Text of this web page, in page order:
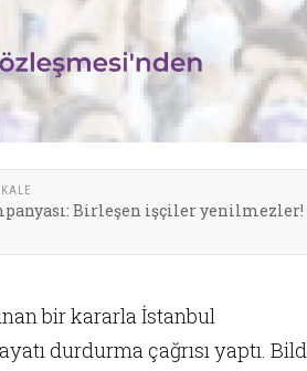
Birleşen işçiler yenilmezler!
bir kararla İstanbul
durdurma çağrısı yaptı.